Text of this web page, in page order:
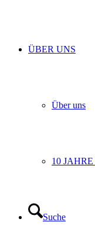
ÜBER UNS
Über uns
10
Suche